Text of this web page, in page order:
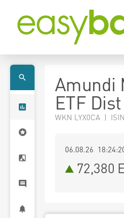
Amundi
ETF Dist
WKN LYX0CA |
06.08.26
72,380